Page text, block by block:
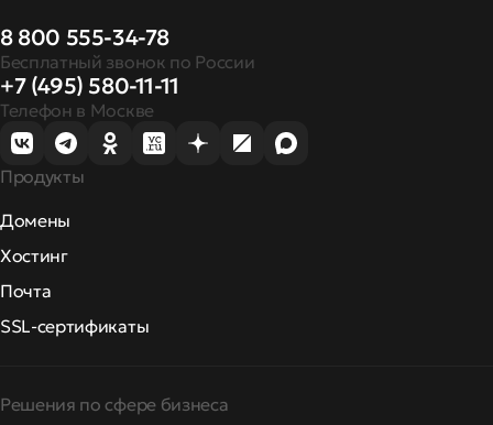
8 800 555-34-78
Бесплатный звонок по России
+7 (495) 580-11-11
Телефон в Москве
Продукты
Домены
Хостинг
Почта
SSL-сертификаты
Решения по сфере бизнеса